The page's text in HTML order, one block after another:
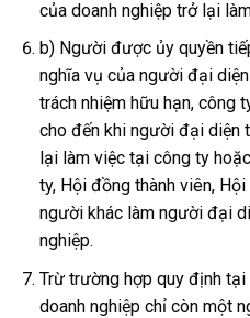
của doanh nghiệp trở lại
b) Người được ủy quyền
nghĩa vụ của người đại
trách nhiệm hữu hạn, công
cho đến khi người đại diện
lại làm việc tại công ty
ty, Hội đồng thành viên,
người khác làm người đại
nghiệp.
Trừ trường hợp quy định
doanh nghiệp chỉ còn một